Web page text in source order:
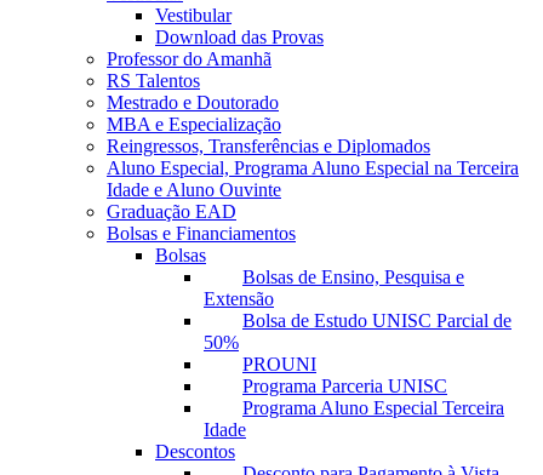
Vestibular
Download das Provas
Professor do Amanhã
RS Talentos
Mestrado e Doutorado
MBA e Especialização
Reingressos, Transferências e Diplomados
Aluno Especial, Programa Aluno Especial na Terceira
Idade e Aluno Ouvinte
Graduação EAD
Bolsas e Financiamentos
Bolsas
Bolsas de Ensino, Pesquisa e
Extensão
Bolsa de Estudo UNISC Parcial de
50%
PROUNI
Programa Parceria UNISC
Programa Aluno Especial Terceira
Idade
Descontos